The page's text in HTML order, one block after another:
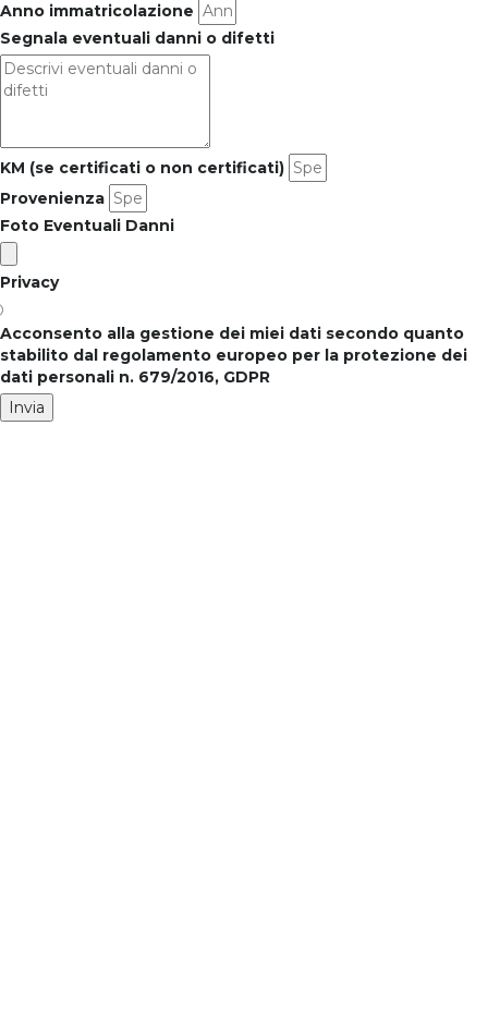
Anno immatricolazione
Segnala eventuali danni o difetti
KM (se certificati o non certificati)
Provenienza
Foto Eventuali Danni
Privacy
Acconsento alla gestione dei miei dati secondo quanto
stabilito dal regolamento europeo per la protezione dei
dati personali n. 679/2016, GDPR
Invia